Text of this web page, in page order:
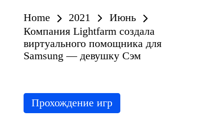
Home 2021
Июнь
Компания Lightfarm создала
виртуального помощника для
Samsung — девушку Сэм
Posted
in
Прохождение игр